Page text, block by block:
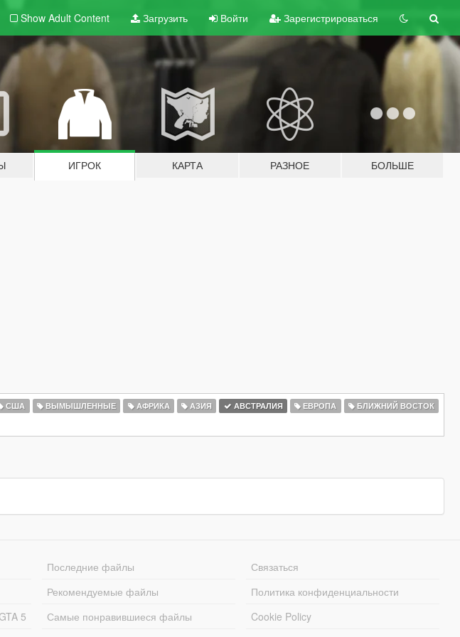
Show Adult Content Загрузить Войти Зарегистрироваться
ИГРОК КАРТА РАЗНОЕ БОЛЬШЕ
США ВЫМЫШЛЕННЫЕ АФРИКА АЗИЯ АВСТРАЛИЯ ЕВРОПА
БЛИЖНИЙ ВОСТОК
5
Последние файлы
Рекомендуемые файлы
Самые понравившиеся файлы
Связаться
Политика конфиденциальности
Cookie Policy